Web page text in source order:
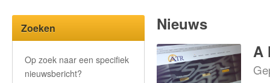
Zoeken
Op zoek naar een specifiek
nieuwsbericht?
Nieuws
A